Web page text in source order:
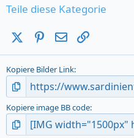
Teile diese Kategorie
X (Twitter)Pinterest
E-Mail
Kopiere Bilder Link
Kopiere image BB code